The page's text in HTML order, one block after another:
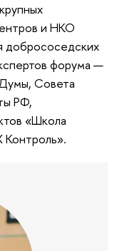
и НКО
добрососедских
форума —
Совета
РФ,
«Школа
Контроль».